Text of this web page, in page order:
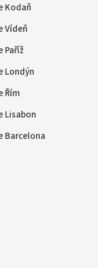
Kodaň
Vídeň
Paříž
Londýn
Řím
Lisabon
Barcelona